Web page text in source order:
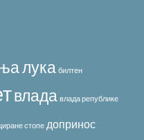
лука билтен
влада влада републике
стопе допринос